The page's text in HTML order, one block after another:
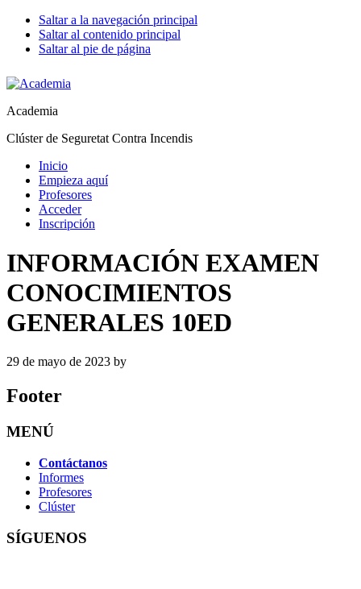
Saltar a la navegación principal
Saltar al contenido principal
Saltar al pie de página
Academia
Clúster de Seguretat Contra Incendis
Inicio
Empieza aquí
Profesores
Acceder
Inscripción
INFORMACIÓN EXAMEN
CONOCIMIENTOS
GENERALES 10ED
29 de mayo de 2023 by
Footer
MENÚ
Contáctanos
Informes
Profesores
Clúster
SÍGUENOS